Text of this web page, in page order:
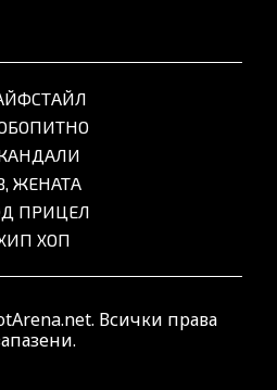
ЖЕНАТА
ПРИЦЕЛ
ХОП
Всички права